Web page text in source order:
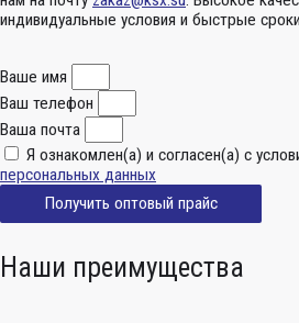
индивидуальные условия и быстрые
Ваше имя
Ваш телефон
Ваша почта
Я ознакомлен(а) и согласен(а) с
персональных данных
Получить оптовый прайс
Наши преимущества